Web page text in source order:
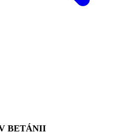
BETÁNII